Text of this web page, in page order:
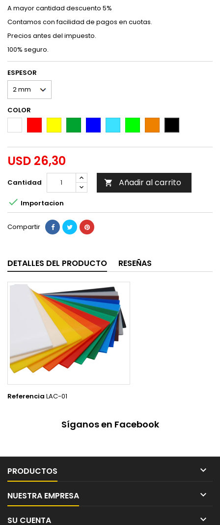
A mayor cantidad descuento 5%
Contamos con facilidad de pagos en cuotas.
Precios antes del impuesto.
100% seguro.
ESPESOR
COLOR
CLARO
USD 26,30
Cantidad  Añadir al carrito
 Importacion
Compartir
DETALLES DEL PRODUCTO RESEÑAS
Referencia LAC-01
Síganos en Facebook
PRODUCTOS 
NUESTRA EMPRESA 
SU CUENTA 